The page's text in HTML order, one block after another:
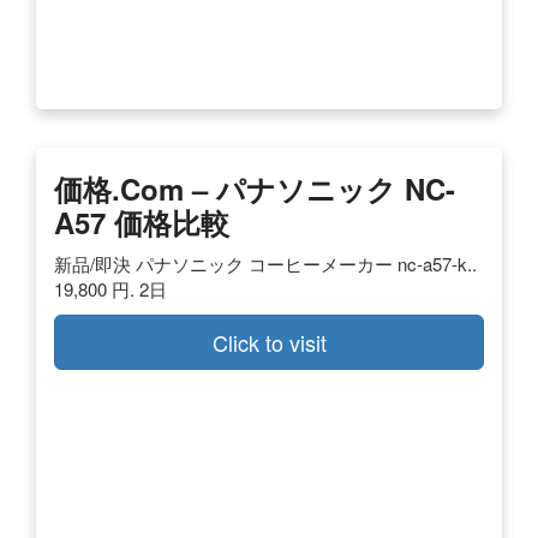
価格.com – パナソニック NC-
A57 価格比較
新品/即決 パナソニック コーヒーメーカー nc-a57-k..
19,800 円. 2日
Click to visit